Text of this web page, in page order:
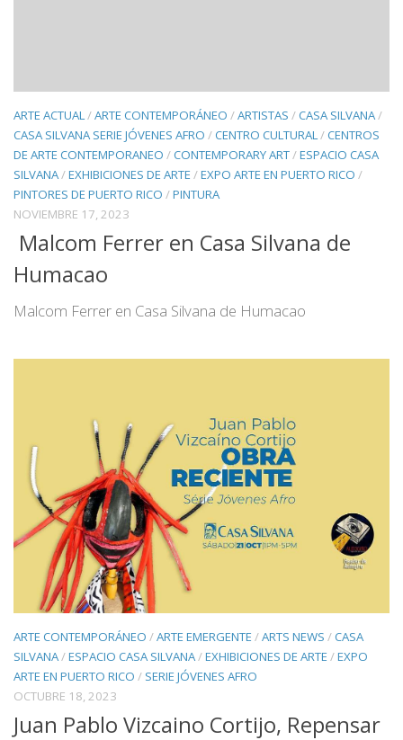
ARTE ACTUAL/ARTE CONTEMPORÁNEO /ARTISTAS /CASA SILVANA/
CASA SILVANA SERIE JÓVENES AFRO /CENTRO CULTURAL/CENTROS
DE ARTE CONTEMPORANEO /CONTEMPORARY ART/ESPACIO CASA
SILVANA/EXHIBICIONES DE ARTE /EXPO ARTE EN PUERTO RICO /
PINTORES DE PUERTO RICO /PINTURA
NOVIEMBRE 17, 2023
Malcom Ferrer en Casa Silvana de
Humacao
Malcom Ferrer en Casa Silvana de Humacao
ARTE CONTEMPORÁNEO /ARTE EMERGENTE /ARTS NEWS /CASA
SILVANA/ESPACIO CASA SILVANA/EXHIBICIONES DE ARTE /EXPO
ARTE EN PUERTO RICO / SERIE JÓVENES AFRO
OCTUBRE 18, 2023
Juan Pablo Vizcaino Cortijo, Repensar